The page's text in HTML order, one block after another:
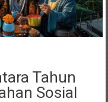
Tahun
Sosial